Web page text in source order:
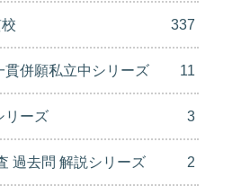
337
貫併願私立中シリーズ 11
リーズ 3
過去問 解説シリーズ 2